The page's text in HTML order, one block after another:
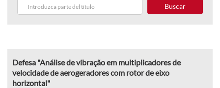
Buscar
Defesa "Análise de vibração em multiplicadores de
velocidade de aerogeradores com rotor de eixo
horizontal"